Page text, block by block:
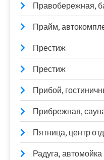
Правобережная,
Прайм,
Престиж
Престиж
Прибой,
Прибрежная,
Пятница, центр
Радуга, автомойка